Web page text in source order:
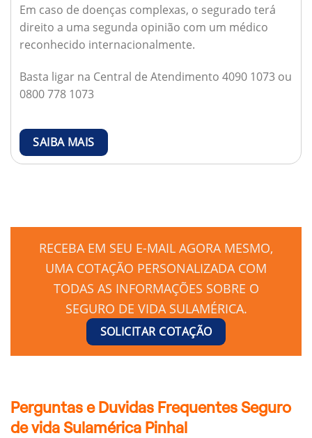
Em caso de doenças complexas, o segurado terá
direito a uma segunda opinião com um médico
reconhecido internacionalmente.
Basta ligar na Central de Atendimento 4090 1073 ou
0800 778 1073
SAIBA MAIS
RECEBA EM SEU E-MAIL AGORA MESMO,
UMA COTAÇÃO PERSONALIZADA COM
TODAS AS INFORMAÇÕES SOBRE O
SEGURO DE VIDA SULAMÉRICA.
SOLICITAR COTAÇÃO
Perguntas e Duvidas Frequentes Seguro
de vida Sulamérica Pinhal